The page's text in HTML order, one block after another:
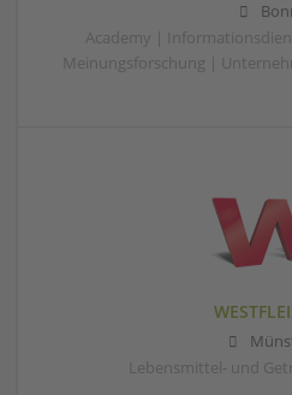
Academy |
Meinungsforschung |
Lebensmittel- und